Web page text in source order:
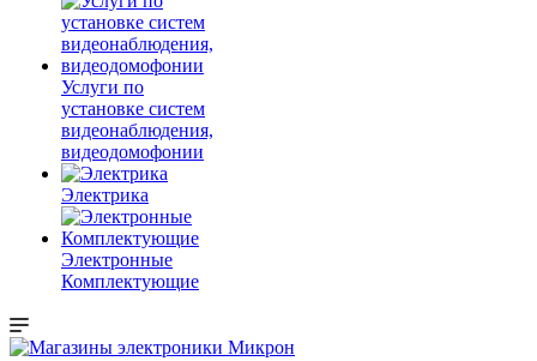
Услуги по
установке систем
видеонаблюдения,
видеодомофонии
Электрика
Электронные
Комплектующие